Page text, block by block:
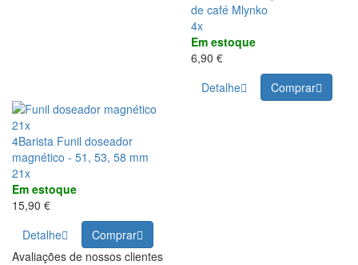
de café Mlynko
4x
Em estoque
6,90 €
Detalhe
Comprar
21x
4Barista Funil doseador
magnético - 51, 53, 58 mm
21x
Em estoque
15,90 €
Detalhe
Comprar
Avaliações de nossos clientes